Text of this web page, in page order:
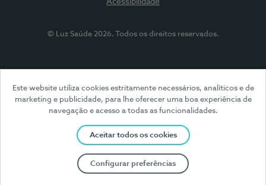
Este website utiliza cookies estritamente necessários, analíticos e de
marketing e publicidade, para lhe oferecer uma boa experiência de
navegação e acesso a todas as funcionalidades.
Aceitar todos os cookies
Configurar preferências
Acessibilidade
© Luz Saúde 2026. Todos os direitos reservados.